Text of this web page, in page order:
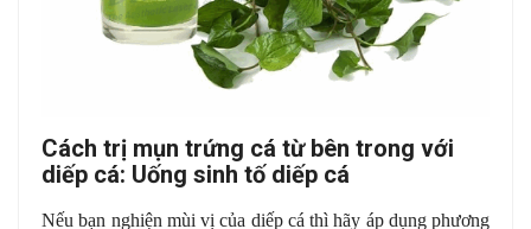
Cách trị mụn trứng cá từ bên trong với
diếp cá: Uống sinh tố diếp cá
Nếu bạn nghiện mùi vị của diếp cá thì hãy áp dụng phương